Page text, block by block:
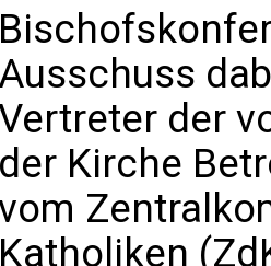
der
der Kirche
Katholiken